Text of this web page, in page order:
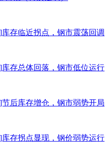
存临近拐点，钢市震荡回调
存总体回落，钢市低位运行
后库存增仓，钢市弱势开局
存拐点显现，钢价弱势运行